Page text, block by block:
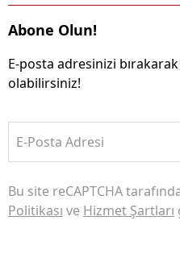
Abone Olun!
E-posta adresinizi
olabilirsiniz!
E-Posta Adresi
Bu site reCAPTCHA
Politikası ve Hizmet Şartları